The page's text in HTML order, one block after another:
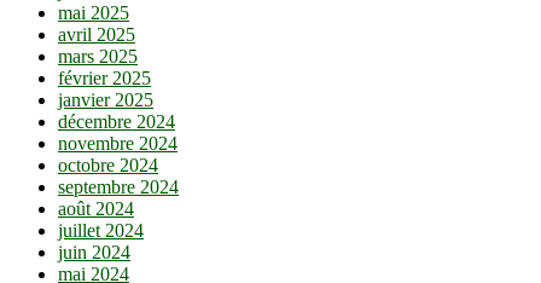
mai 2025
avril 2025
mars 2025
février 2025
janvier 2025
décembre 2024
novembre 2024
octobre 2024
septembre 2024
août 2024
juillet 2024
juin 2024
mai 2024